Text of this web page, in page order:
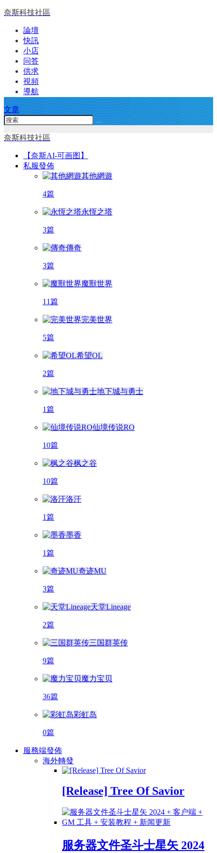
奈斯科技社區
論壇
快訊
小店
问答
供求
視頻
導航
文章
奈斯科技社區
【奈斯AI-可画图】
私服發佈
其他網遊
4篇
永恆之塔
3篇
傳奇
3篇
魔獸世界
11篇
完美世界
5篇
希望OL
2篇
地下城与勇士
1篇
仙境传说RO
10篇
枫之谷
10篇
洛汗
1篇
墨香
1篇
奇迹MU
3篇
天堂Lineage
2篇
三国群英传
9篇
魔力宝贝
36篇
彩虹岛
0篇
服務端發佈
海外轉發
[Release] Tree Of Savior
服务器文件圣斗士星矢 2024